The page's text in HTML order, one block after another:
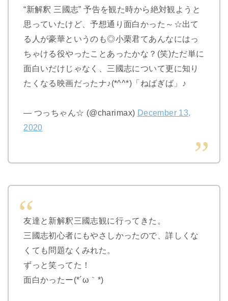
“新解釈 三國志” 予告を観た時から絶対観ようと
思っていたけど、予想通り面白かった～☆出て
る人が豪華というのも◎小栗君てあんなにはっ
ちゃける役やったことあったかな？(笑)ただ単に
面白いだけじゃなく、三國志について更に知り
たくなる映画だったナ♪(*^^*)「ねばぎば」♪
— つっちゃん☆ (@charimax) December 13,
2020
友達と新解釈三國志観に行ってきた。
三國志初心者にもやさしかったので、詳しくな
くても問題なくみれた。
ずっと笑ってた！
面白かったー(*´ω｀*)